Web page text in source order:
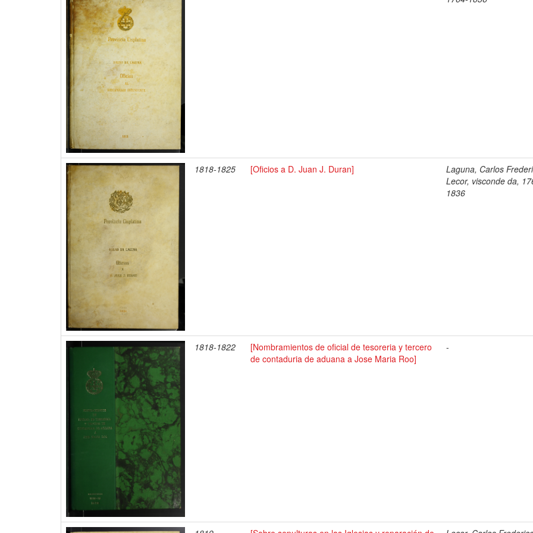
1818-1825 [Oficios a D. Juan J. Duran]
Laguna, Carlos
Lecor, visconde da,
1836
1818-1822
[Nombramientos de oficial de tesoreria y tercero
de contaduria de aduana a Jose Maria Roo]
-